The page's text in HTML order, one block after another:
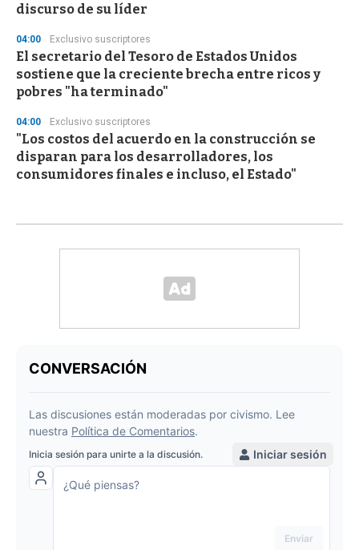
discurso de su líder
04:00 Exclusivo suscriptores
El secretario del Tesoro de Estados Unidos
sostiene que la creciente brecha entre ricos y
pobres "ha terminado"
04:00 Exclusivo suscriptores
"Los costos del acuerdo en la construcción se
disparan para los desarrolladores, los
consumidores finales e incluso, el Estado"